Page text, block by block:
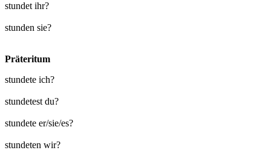
stundet ihr?
stunden sie?
Präteritum
stundete ich?
stundetest du?
stundete er/sie/es?
stundeten wir?